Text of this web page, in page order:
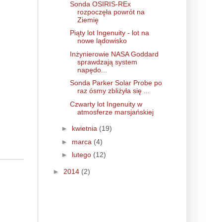
Sonda OSIRIS-REx
rozpoczęła powrót na
Ziemię
Piąty lot Ingenuity - lot na
nowe lądowisko
Inżynierowie NASA Goddard
sprawdzają system
napędo...
Sonda Parker Solar Probe po
raz ósmy zbliżyła się ...
Czwarty lot Ingenuity w
atmosferze marsjańskiej
► kwietnia (19)
► marca (4)
► lutego (12)
► 2014 (2)